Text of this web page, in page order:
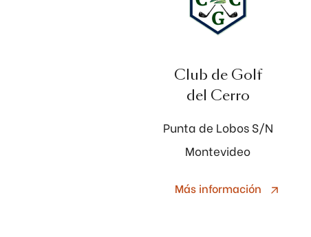
Club de Golf
del Cerro
Punta de Lobos S/N
Montevideo
Más información